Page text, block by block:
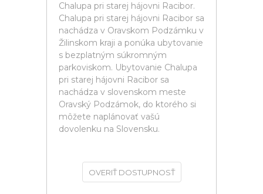
Chalupa pri starej hájovni Racibor.
Chalupa pri starej hájovni Racibor sa
nachádza v Oravskom Podzámku v
Žilinskom kraji a ponúka ubytovanie
s bezplatným súkromným
parkoviskom. Ubytovanie Chalupa
pri starej hájovni Racibor sa
nachádza v slovenskom meste
Oravský Podzámok, do ktorého si
môžete naplánovať vašú
dovolenku na Slovensku.
OVERIŤ DOSTUPNOSŤ